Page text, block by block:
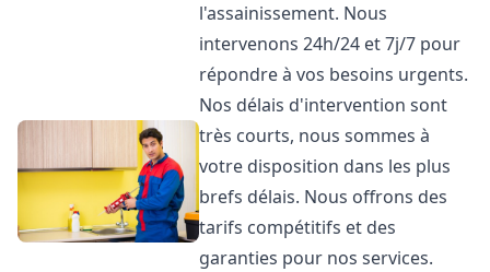
l'assainissement. Nous
intervenons 24h/24 et 7j/7 pour
répondre à vos besoins urgents.
Nos délais d'intervention sont
très courts, nous sommes à
votre disposition dans les plus
brefs délais. Nous offrons des
tarifs compétitifs et des
garanties pour nos services.